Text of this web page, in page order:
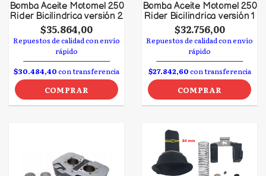
Bomba Aceite Motomel 250
Rider Bicilindrica versión 2
$35.864,00
Repuestos de calidad con envío
rápido
$30.484,40con transferencia
COMPRAR
Bomba Aceite Motomel 250
Rider Bicilindrica versión 1
$32.756,00
Repuestos de calidad con envío
rápido
$27.842,60con transferencia
COMPRAR